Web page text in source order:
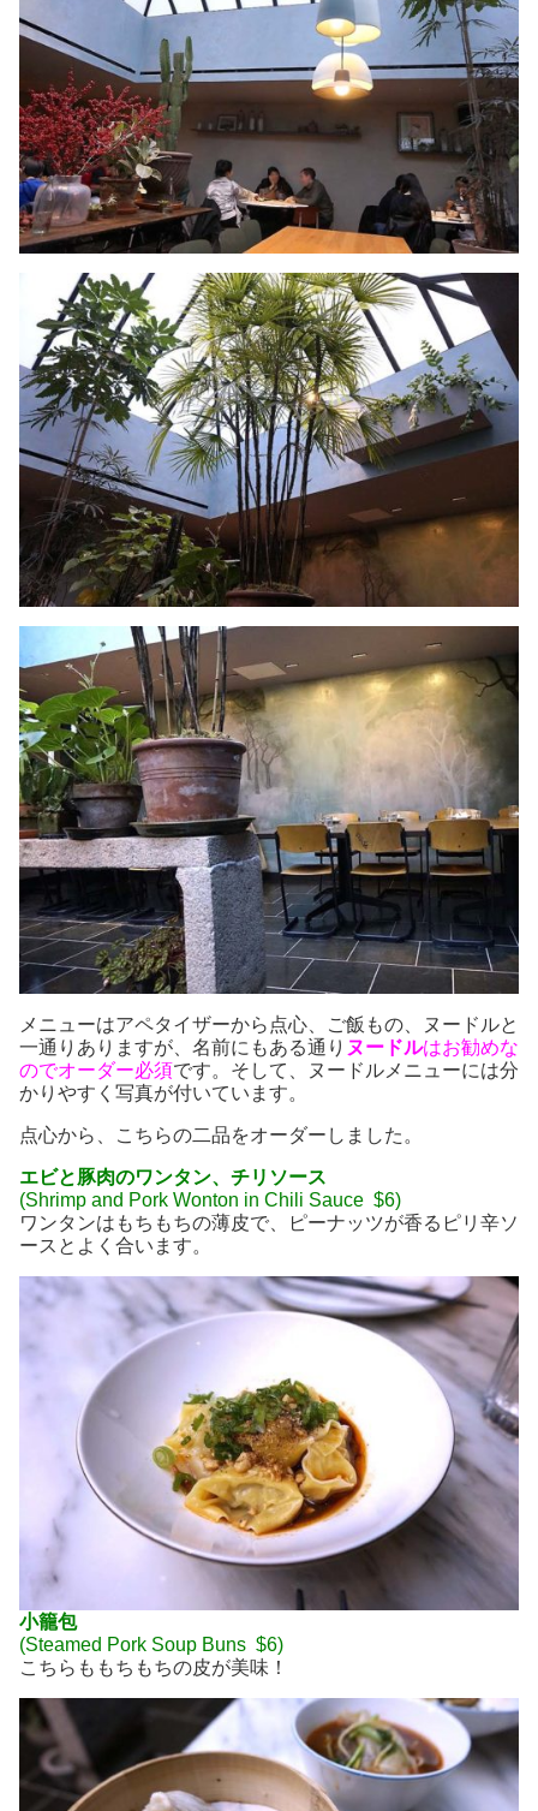
メニューはアペタイザーから点心、ご飯もの、ヌードルと
一通りありますが、名前にもある通り ヌードルはお勧めな
のでオーダー必須です。そして、ヌードルメニューには分
かりやすく写真が付いています。
点心から、こちらの二品をオーダーしました。
エビと豚肉のワンタン、チリソース
(Shrimp and Pork Wonton in Chili Sauce $6)
ワンタンはもちもちの薄皮で、ピーナッツが香るピリ辛ソ
ースとよく合います。
小籠包
(Steamed Pork Soup Buns $6)
こちらももちもちの皮が美味！